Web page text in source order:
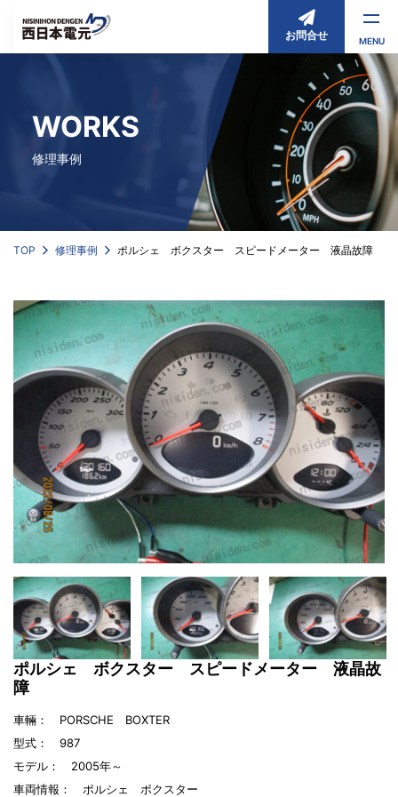
お問合せ MENU
WORKS
修理事例
TOP 修理事例 ポルシェ ボクスター スピードメーター 液晶故障
ポルシェ ボクスター スピードメーター 液晶故
障
車輛： PORSCHE BOXTER
型式： 987
モデル： 2005年～
車両情報： ポルシェ ボクスター